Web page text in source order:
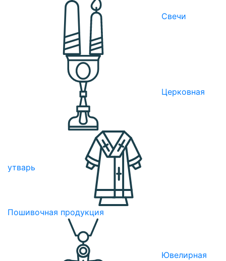
Свечи
Церковная
утварь
Пошивочная продукция
Ювелирная